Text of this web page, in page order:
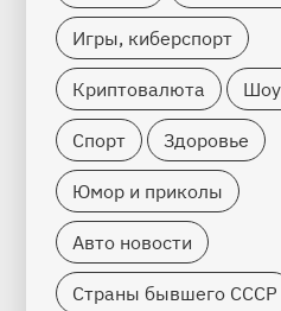
Игры, киберспорт
Криптовалюта
Спорт Здоровье
Юмор и приколы
Авто новости
Страны бывшего СССР